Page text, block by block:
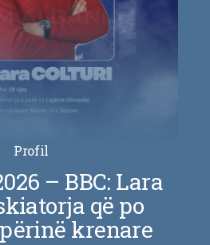
Profil
– BBC: Lara
që po
krenare